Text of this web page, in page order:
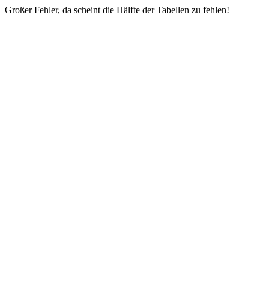
Großer Fehler, da scheint die Hälfte der Tabellen zu fehlen!